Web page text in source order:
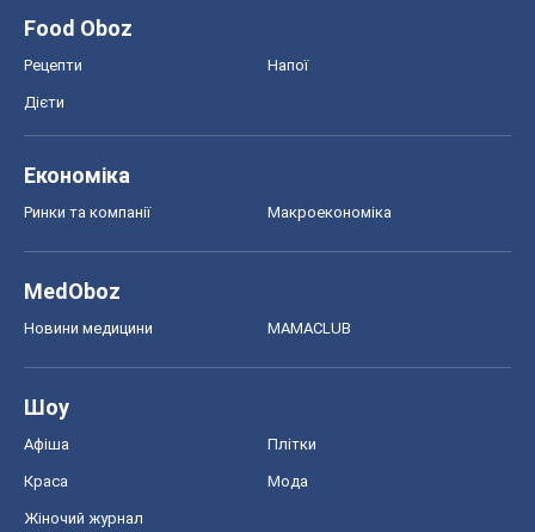
Food Oboz
Рецепти Напої
Дієти
Економіка
Ринки та компанії Макроекономіка
MedOboz
Новини медицини MAMACLUB
Шоу
Афіша Плітки
Краса Мода
Жіночий журнал